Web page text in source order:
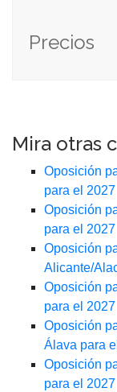
Precios
Mira otras
Oposición
para el 2027
Oposición
para el 2027
Oposición
Alicante/
Oposición
para el 2027
Oposición
Álava para
Oposición
para el 2027